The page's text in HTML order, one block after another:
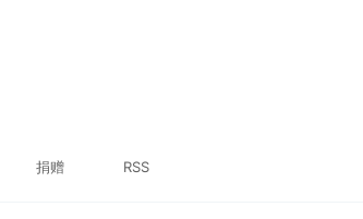
捐赠 RSS